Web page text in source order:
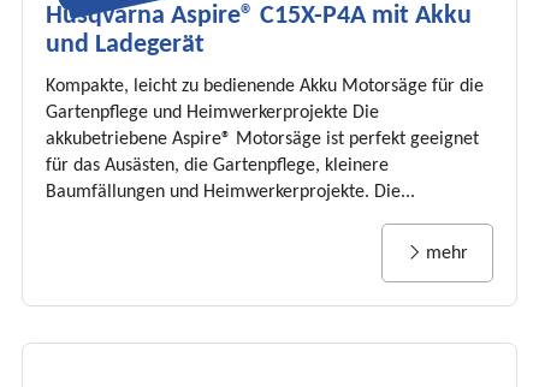
Husqvarna Aspire® C15X-P4A mit Akku
und Ladegerät
Kompakte, leicht zu bedienende Akku Motorsäge für die
Gartenpflege und Heimwerkerprojekte Die
akkubetriebene Aspire® Motorsäge ist perfekt geeignet
für das Ausästen, die Gartenpflege, kleinere
Baumfällungen und Heimwerkerprojekte. Die...
mehr